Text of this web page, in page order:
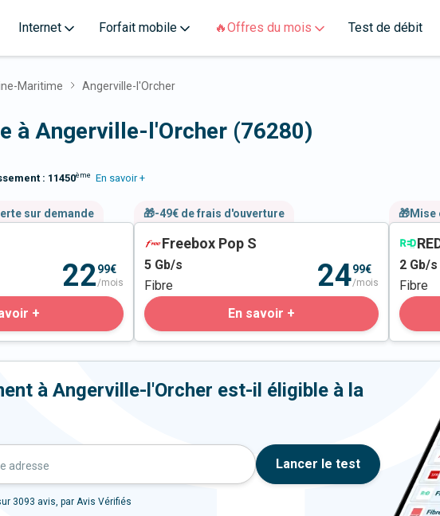
Internet Forfait mobile 🔥Offres du mois Test de débit
Maritime Angerville-l'Orcher
à Angerville-l'Orcher (76280)
: 11450ème En savoir +
sur demande
2299€
/mois
+
🎁-49€ de frais d'ouverture
Freebox Pop S
5 Gb/s
Fibre
2499€
/mois
En savoir +
🎁Mise
2 Gb/s
Fibre
à Angerville-l'Orcher est-il éligible à la
adresse Lancer le test
3093 avis, par Avis Vérifiés